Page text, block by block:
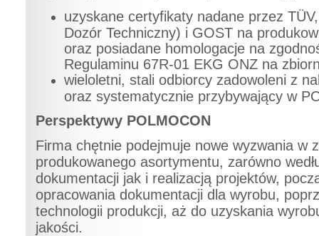
uzyskane certyfikaty nadane przez
Dozór Techniczny) i GOST na
oraz posiadane homologacje na
Regulaminu 67R-01 EKG ONZ na
wieloletni, stali odbiorcy zadowoleni z
oraz systematycznie przybywający w
Perspektywy POLMOCON
Firma chętnie podejmuje nowe wyzwania w
produkowanego asortymentu, zarówno
dokumentacji jak i realizacją projektów,
opracowania dokumentacji dla wyrobu,
technologii produkcji, aż do uzyskania
jakości.